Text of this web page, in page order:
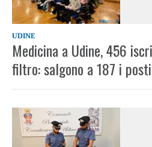
UDINE
Medicina a Udine, 456
filtro: salgono a 187 i